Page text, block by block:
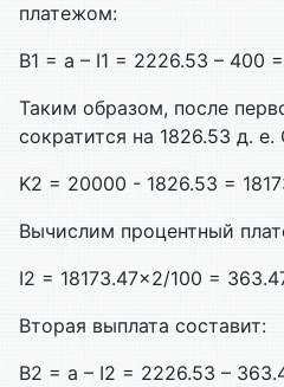
платежом:
B1 = a – I1 = 2226.53 – 400
Таким образом, после
сократится на 1826.53 д.
K2 = 20000 - 1826.53 =
Вычислим процентный
I2 = 18173.47×2/100 =
Вторая выплата составит:
B2 = a – I2 = 2226.53 –